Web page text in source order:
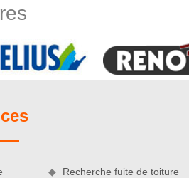
attarder la
le produit
utilisé n’est
de travailler
Recherche fuite de toiture